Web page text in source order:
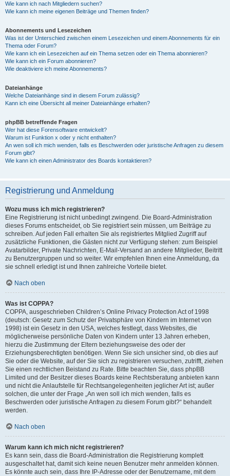
Wie kann ich nach Mitgliedern suchen?
Wie kann ich meine eigenen Beiträge und Themen finden?
Abonnements und Lesezeichen
Was ist der Unterschied zwischen einem Lesezeichen und einem Abonnements für ein
Thema oder Forum?
Wie kann ich ein Lesezeichen auf ein Thema setzen oder ein Thema abonnieren?
Wie kann ich ein Forum abonnieren?
Wie deaktiviere ich meine Abonnements?
Dateianhänge
Welche Dateianhänge sind in diesem Forum zulässig?
Kann ich eine Übersicht all meiner Dateianhänge erhalten?
phpBB betreffende Fragen
Wer hat diese Forensoftware entwickelt?
Warum ist Funktion x oder y nicht enthalten?
An wen soll ich mich wenden, falls es Beschwerden oder juristische Anfragen zu diesem
Forum gibt?
Wie kann ich einen Administrator des Boards kontaktieren?
Registrierung und Anmeldung
Wozu muss ich mich registrieren?
Eine Registrierung ist nicht unbedingt zwingend. Die Board-Administration
dieses Forums entscheidet, ob Sie registriert sein müssen, um Beiträge zu
schreiben. Auf jeden Fall erhalten Sie als registriertes Mitglied Zugriff auf
zusätzliche Funktionen, die Gästen nicht zur Verfügung stehen: zum Beispiel
Avatarbilder, Private Nachrichten, E-Mail-Versand an andere Mitglieder, Beitritt
zu Benutzergruppen und so weiter. Wir empfehlen Ihnen eine Anmeldung, da
sie schnell erledigt ist und Ihnen zahlreiche Vorteile bietet.
Nach oben
Was ist COPPA?
COPPA, ausgeschrieben Children’s Online Privacy Protection Act of 1998
(deutsch: Gesetz zum Schutz der Privatsphäre von Kindern im Internet von
1998) ist ein Gesetz in den USA, welches festlegt, dass Websites, die
möglicherweise persönliche Daten von Kindern unter 13 Jahren erheben,
hierzu die Zustimmung der Eltern beziehungsweise des oder der
Erziehungsberechtigten benötigen. Wenn Sie sich unsicher sind, ob dies auf
Sie oder die Website, auf der Sie sich zu registrieren versuchen, zutrifft, ziehen
Sie einen rechtlichen Beistand zu Rate. Bitte beachten Sie, dass phpBB
Limited und der Besitzer dieses Boards keine Rechtsberatung anbieten kann
und nicht die Anlaufstelle für Rechtsangelegenheiten jeglicher Art ist; außer
solchen, die unter der Frage „An wen soll ich mich wenden, falls es
Beschwerden oder juristische Anfragen zu diesem Forum gibt?“ behandelt
werden.
Nach oben
Warum kann ich mich nicht registrieren?
Es kann sein, dass die Board-Administration die Registrierung komplett
ausgeschaltet hat, damit sich keine neuen Benutzer mehr anmelden können.
Es könnte auch sein, dass Ihre IP-Adresse oder der Benutzername, mit dem